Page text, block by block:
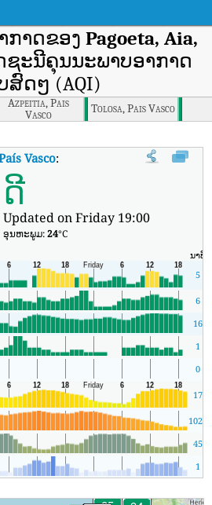
ກາດຂອງ Pagoeta, Aia,
ຊະນີຄຸນນະພາບອາກາດ
ສົດໆ (AQI)
Azpeitia, Pais
Vasco
Tolosa, Pais Vasco
Vasco: ດັດຊະນີຄຸນນະພາບອາກາດຕາມເວລາຈິ
ດີ
Updated on Friday 19:00
ອຸນ​ຫະ​ພູມ:24°C
ນາທີ
5
6
16
1
0
17
1021
45
1